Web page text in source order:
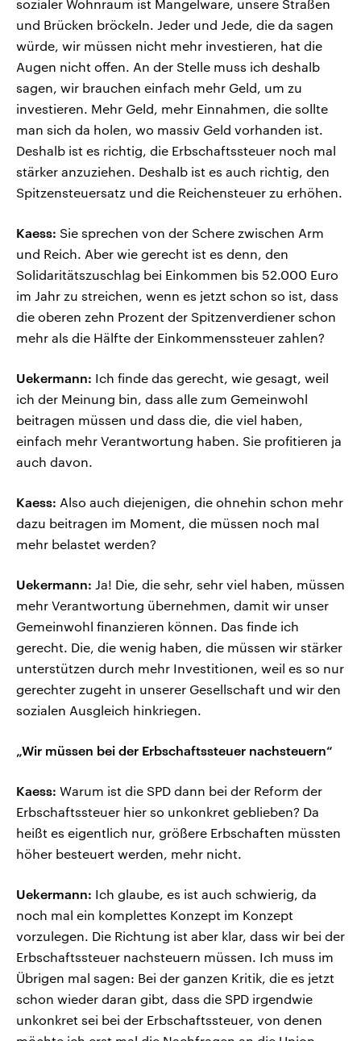
sozialer Wohnraum ist Mangelware, unsere Straßen
und Brücken bröckeln. Jeder und Jede, die da sagen
würde, wir müssen nicht mehr investieren, hat die
Augen nicht offen. An der Stelle muss ich deshalb
sagen, wir brauchen einfach mehr Geld, um zu
investieren. Mehr Geld, mehr Einnahmen, die sollte
man sich da holen, wo massiv Geld vorhanden ist.
Deshalb ist es richtig, die Erbschaftssteuer noch mal
stärker anzuziehen. Deshalb ist es auch richtig, den
Spitzensteuersatz und die Reichensteuer zu erhöhen.
Kaess: Sie sprechen von der Schere zwischen Arm
und Reich. Aber wie gerecht ist es denn, den
Solidaritätszuschlag bei Einkommen bis 52.000 Euro
im Jahr zu streichen, wenn es jetzt schon so ist, dass
die oberen zehn Prozent der Spitzenverdiener schon
mehr als die Hälfte der Einkommenssteuer zahlen?
Uekermann: Ich finde das gerecht, wie gesagt, weil
ich der Meinung bin, dass alle zum Gemeinwohl
beitragen müssen und dass die, die viel haben,
einfach mehr Verantwortung haben. Sie profitieren ja
auch davon.
Kaess: Also auch diejenigen, die ohnehin schon mehr
dazu beitragen im Moment, die müssen noch mal
mehr belastet werden?
Uekermann: Ja! Die, die sehr, sehr viel haben, müssen
mehr Verantwortung übernehmen, damit wir unser
Gemeinwohl finanzieren können. Das finde ich
gerecht. Die, die wenig haben, die müssen wir stärker
unterstützen durch mehr Investitionen, weil es so nur
gerechter zugeht in unserer Gesellschaft und wir den
sozialen Ausgleich hinkriegen.
„Wir müssen bei der Erbschaftssteuer nachsteuern“
Kaess: Warum ist die SPD dann bei der Reform der
Erbschaftssteuer hier so unkonkret geblieben? Da
heißt es eigentlich nur, größere Erbschaften müssten
höher besteuert werden, mehr nicht.
Uekermann: Ich glaube, es ist auch schwierig, da
noch mal ein komplettes Konzept im Konzept
vorzulegen. Die Richtung ist aber klar, dass wir bei der
Erbschaftssteuer nachsteuern müssen. Ich muss im
Übrigen mal sagen: Bei der ganzen Kritik, die es jetzt
schon wieder daran gibt, dass die SPD irgendwie
unkonkret sei bei der Erbschaftssteuer, von denen